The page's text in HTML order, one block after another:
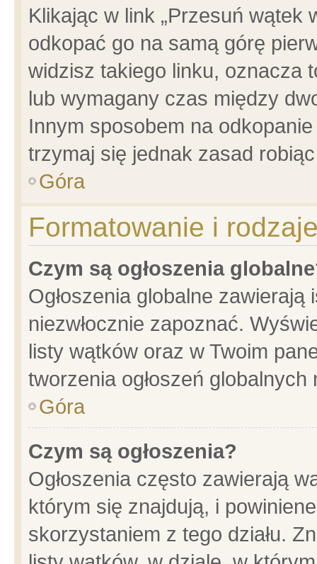
Klikając w link „Przesuń wątek
odkopać go na samą górę
widzisz takiego linku, oznacza
lub wymagany czas między
Innym sposobem na
trzymaj się jednak zasad
Góra
Formatowanie i
Czym są ogłoszenia
Ogłoszenia globalne
niezwłocznie zapoznać.
listy wątków oraz w Twoim
tworzenia ogłoszeń
Góra
Czym są ogłoszenia?
Ogłoszenia często zawierają
którym się znajdują, i
skorzystaniem z tego działu.